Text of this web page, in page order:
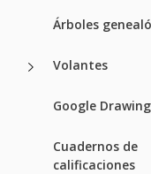
Árboles
Volantes
Google
Cuadernos de
calificaciones